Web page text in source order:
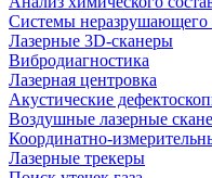
Системы неразрушающего
Лазерные 3D-сканеры
Вибродиагностика
Лазерная центровка
Акустические
Воздушные лазерные
Координатно-
Лазерные трекеры